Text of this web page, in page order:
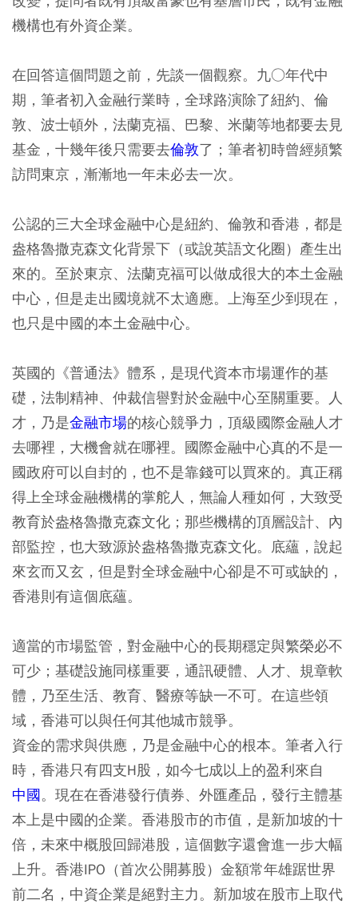
機構也有外資企業。
在回答這個問題之前，先談一個觀察。九○年代中
期，筆者初入金融行業時，全球路演除了紐約、倫
敦、波士頓外，法蘭克福、巴黎、米蘭等地都要去見
基金，十幾年後只需要去倫敦了；筆者初時曾經頻繁
訪問東京，漸漸地一年未必去一次。
公認的三大全球金融中心是紐約、倫敦和香港，都是
盎格魯撒克森文化背景下（或說英語文化圈）產生出
來的。至於東京、法蘭克福可以做成很大的本土金融
中心，但是走出國境就不太適應。上海至少到現在，
也只是中國的本土金融中心。
英國的《普通法》體系，是現代資本市場運作的基
礎，法制精神、仲裁信譽對於金融中心至關重要。人
才，乃是金融市場的核心競爭力，頂級國際金融人才
去哪裡，大機會就在哪裡。國際金融中心真的不是一
國政府可以自封的，也不是靠錢可以買來的。真正稱
得上全球金融機構的掌舵人，無論人種如何，大致受
教育於盎格魯撒克森文化；那些機構的頂層設計、內
部監控，也大致源於盎格魯撒克森文化。底蘊，說起
來玄而又玄，但是對全球金融中心卻是不可或缺的，
香港則有這個底蘊。
適當的市場監管，對金融中心的長期穩定與繁榮必不
可少；基礎設施同樣重要，通訊硬體、人才、規章軟
體，乃至生活、教育、醫療等缺一不可。在這些領
域，香港可以與任何其他城市競爭。
資金的需求與供應，乃是金融中心的根本。筆者入行
時，香港只有四支H股，如今七成以上的盈利來自
中國。現在在香港發行債券、外匯產品，發行主體基
本上是中國的企業。香港股市的市值，是新加坡的十
倍，未來中概股回歸港股，這個數字還會進一步大幅
上升。香港IPO（首次公開募股）金額常年雄踞世界
前二名，中資企業是絕對主力。新加坡在股市上取代